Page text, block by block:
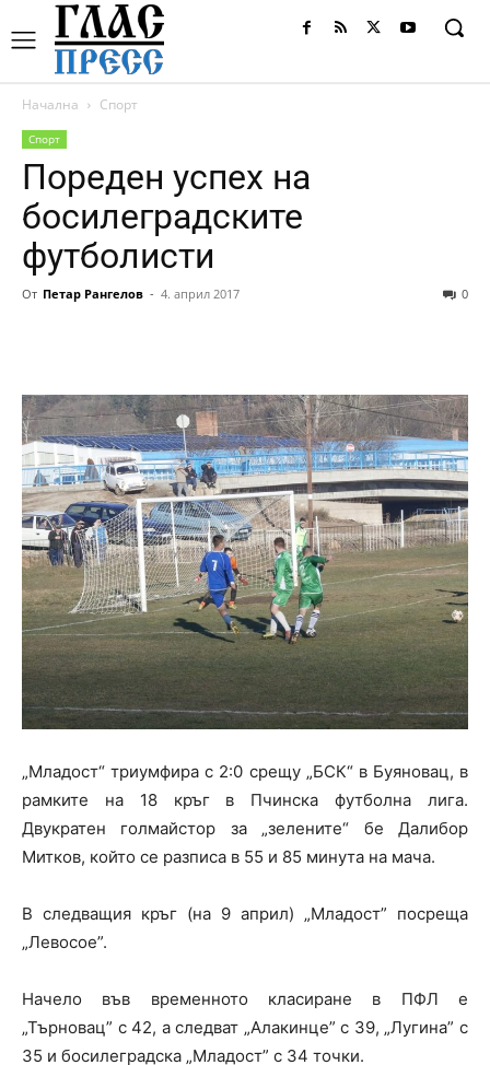
Начална Спорт
Спорт
Пореден успех на
босилеградските
футболисти
От Петар Рангелов - 4. април 2017 0
„Младост“ триумфира с 2:0 срещу „БСК“ в Буянoвац, в
рамките на 18 кръг в Пчинска футболна лига.
Двукратен голмайстор за „зелените“ бе Далибор
Митков, който се разписа в 55 и 85 минута на мача.
В следващия кръг (на 9 април) „Младост” посреща
„Левосое”.
Начело във временното класиране в ПФЛ е
„Търновац” с 42, a следват „Алакинце” с 39, „Лугина” с
35 и босилеградска „Младост” с 34 точки.